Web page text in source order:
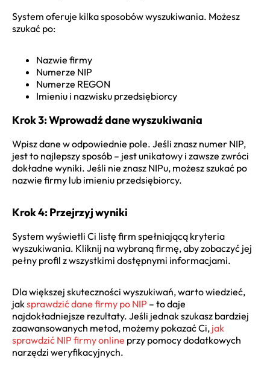
System oferuje kilka sposobów wyszukiwania. Możesz
szukać po:
Nazwie firmy
Numerze NIP
Numerze REGON
Imieniu i nazwisku przedsiębiorcy
Krok 3: Wprowadź dane wyszukiwania
Wpisz dane w odpowiednie pole. Jeśli znasz numer NIP,
jest to najlepszy sposób – jest unikatowy i zawsze zwróci
dokładne wyniki. Jeśli nie znasz NIPu, możesz szukać po
nazwie firmy lub imieniu przedsiębiorcy.
Krok 4: Przejrzyj wyniki
System wyświetli Ci listę firm spełniającą kryteria
wyszukiwania. Kliknij na wybraną firmę, aby zobaczyć jej
pełny profil z wszystkimi dostępnymi informacjami.
Dla większej skuteczności wyszukiwań, warto wiedzieć,
jaksprawdzić dane firmy po NIP – to daje
najdokładniejsze rezultaty. Jeśli jednak szukasz bardziej
zaawansowanych metod, możemy pokazać Ci, jak
sprawdzić NIP firmy online przy pomocy dodatkowych
narzędzi weryfikacyjnych.